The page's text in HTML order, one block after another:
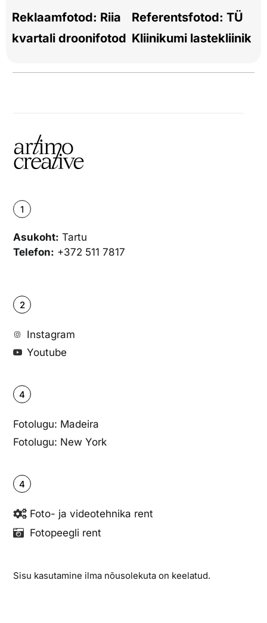
Reklaamfotod: Riia
kvartali droonifotod
Referentsfotod: TÜ
Kliinikumi lastekliinik
1
Asukoht: Tartu
Telefon: +372 511 7817
2
Instagram
Youtube
4
Fotolugu: Madeira
Fotolugu: New York
4
Foto- ja videotehnika rent
Fotopeegli rent
Sisu kasutamine ilma nõusolekuta on keelatud.